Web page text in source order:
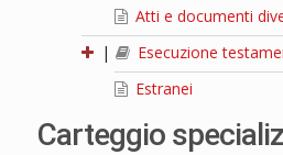
Atti e documenti
|
Esecuzione
Estranei
Carteggio